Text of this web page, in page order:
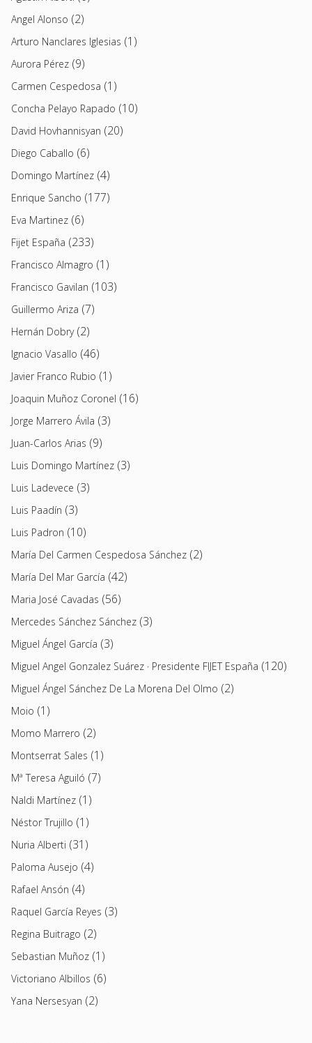
Angel Alonso (2)
Arturo Nanclares Iglesias (1)
Aurora Pérez (9)
Carmen Cespedosa (1)
Concha Pelayo Rapado (10)
David Hovhannisyan (20)
Diego Caballo (6)
Domingo Martínez (4)
Enrique Sancho (177)
Eva Martinez (6)
Fijet España (233)
Francisco Almagro (1)
Francisco Gavilan (103)
Guillermo Ariza (7)
Hernán Dobry(2)
Ignacio Vasallo (46)
Javier Franco Rubio (1)
Joaquin Muñoz Coronel (16)
Jorge Marrero Ávila (3)
Juan-Carlos Arias (9)
Luis Domingo Martínez (3)
Luis Ladevece (3)
Luis Paadín (3)
Luis Padron (10)
María Del Carmen Cespedosa Sánchez (2)
María Del Mar García (42)
Maria José Cavadas (56)
Mercedes Sánchez Sánchez (3)
Miguel Ángel García (3)
Miguel Angel Gonzalez Suárez · Presidente FIJET España (120)
Miguel Ángel Sánchez De La Morena Del Olmo (2)
Moio (1)
Momo Marrero (2)
Montserrat Sales (1)
Mª Teresa Aguiló (7)
Naldi Martínez (1)
Néstor Trujillo (1)
Nuria Alberti (31)
Paloma Ausejo (4)
Rafael Ansón (4)
Raquel García Reyes (3)
Regina Buitrago (2)
Sebastian Muñoz (1)
Victoriano Albillos (6)
Yana Nersesyan (2)